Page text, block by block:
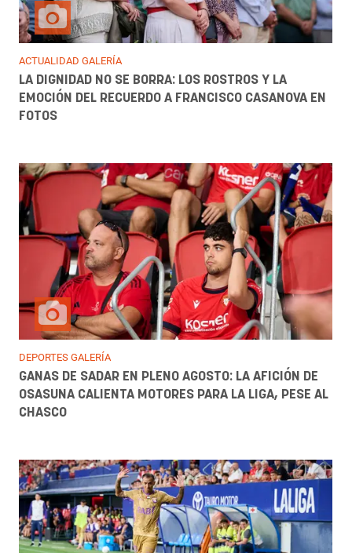
ACTUALIDAD GALERÍA
LA DIGNIDAD NO SE BORRA: LOS ROSTROS Y LA
EMOCIÓN DEL RECUERDO A FRANCISCO CASANOVA EN
FOTOS
DEPORTES GALERÍA
GANAS DE SADAR EN PLENO AGOSTO: LA AFICIÓN DE
OSASUNA CALIENTA MOTORES PARA LA LIGA, PESE AL
CHASCO